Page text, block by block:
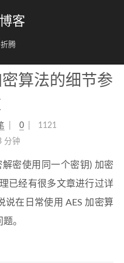
客
腾
算法的细节参
0
1121
分钟
密使用同一个密钥) 加密
已经有很多文章进行过详
说在日常使用 AES 加密算
。